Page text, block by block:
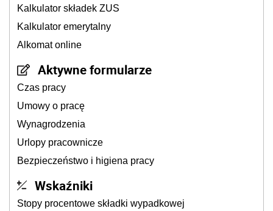
Kalkulator składek ZUS
Kalkulator emerytalny
Alkomat online
Aktywne formularze
Czas pracy
Umowy o pracę
Wynagrodzenia
Urlopy pracownicze
Bezpieczeństwo i higiena pracy
Wskaźniki
Stopy procentowe składki wypadkowej